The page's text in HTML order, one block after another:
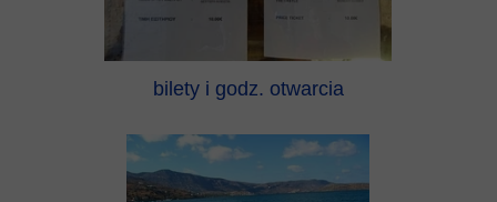
bilety i godz. otwarcia